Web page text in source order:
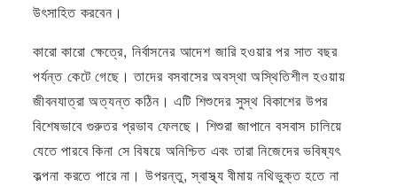
উৎসাহিত করবেন।
কারো কারো ক্ষেত্রে, নির্বাসনের আদেশ জারি হওয়ার পর সাত বছর
পর্যন্ত কেটে গেছে। তাদের বসবাসের অবস্থা অস্থিতিশীল হওয়ায়
জীবনযাত্রা অত্যন্ত কঠিন। এটি শিশুদের সুস্থ বিকাশের উপর
বিশেষভাবে গুরুতর প্রভাব ফেলছে। শিশুরা জাপানে বসবাস চালিয়ে
যেতে পারবে কিনা সে বিষয়ে অনিশ্চিত এবং তারা নিজেদের ভবিষ্যৎ
কল্পনা করতে পারে না। উপরন্তু, স্বাস্থ্য বীমায় নথিভুক্ত হতে না